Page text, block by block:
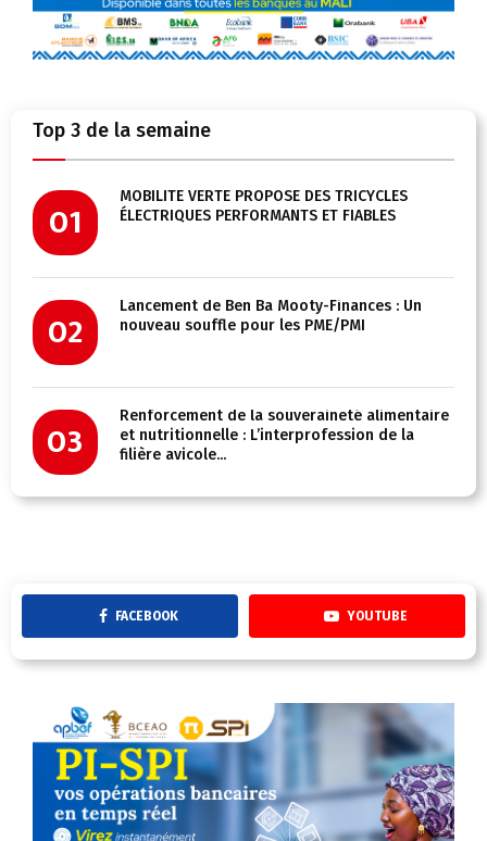
Top 3 de la semaine
01
MOBILITÉ VERTE PROPOSE DES TRICYCLES
ÉLECTRIQUES PERFORMANTS ET FIABLES
02
Lancement de Ben Ba Mooty-Finances : Un
nouveau souffle pour les PME/PMI
03
Renforcement de la souveraineté alimentaire
et nutritionnelle : L’interprofession de la
filière avicole...
FACEBOOK YOUTUBE